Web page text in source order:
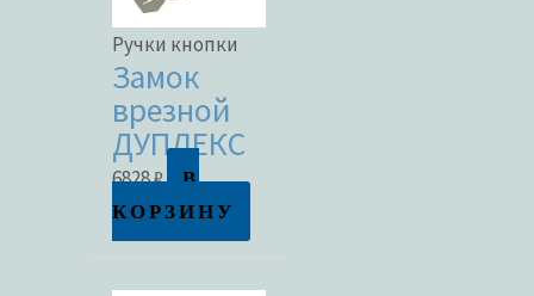
Ручки кнопки
Замок
врезной
ДУПЛЕКС
6828₽
В
КОРЗИНУ